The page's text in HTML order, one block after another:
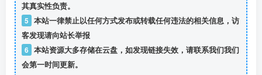
其真实性负责。
5 本站一律禁止以任何方式发布或转载任何违法的相关信息，访
客发现请向站长举报
6 本站资源大多存储在云盘，如发现链接失效，请联系我们我们
会第一时间更新。